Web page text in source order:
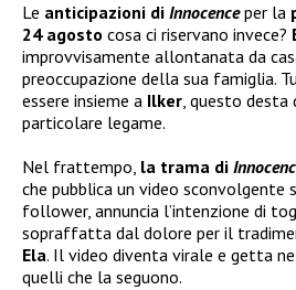
Le anticipazioni di Innocenceper la
24 agosto cosa ci riservano invece?
improvvisamente allontanata da
preoccupazione della sua famiglia.
essere insieme a Ilker, questo
particolare legame.
Nel frattempo, la trama di
che pubblica un video sconvolgente
follower, annuncia l’intenzione di
sopraffatta dal dolore per il
Ela. Il video diventa virale e getta
quelli che la seguono.